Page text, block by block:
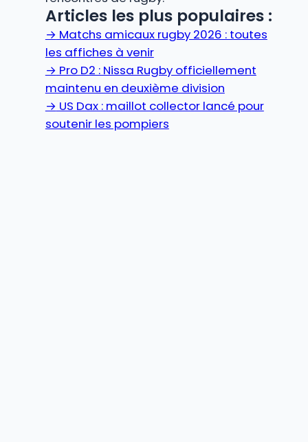
Articles les plus populaires :
→ Matchs amicaux rugby 2026 : toutes
les affiches à venir
→ Pro D2 : Nissa Rugby officiellement
maintenu en deuxième division
→ US Dax : maillot collector lancé pour
soutenir les pompiers